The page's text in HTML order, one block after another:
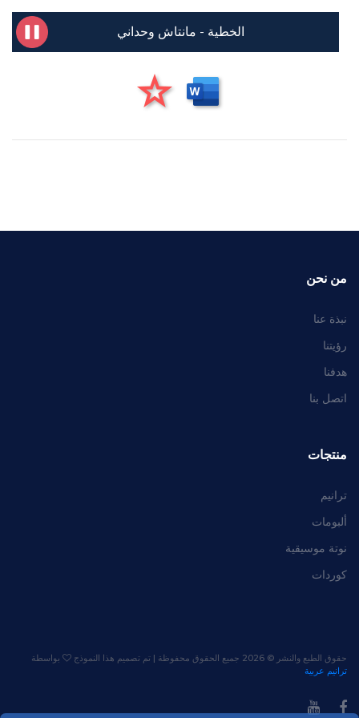
الخطية - مانتاش وحداني
من نحن
نبذة عنا
رؤيتنا
هدفنا
اتصل بنا
منتجات
ترانيم
ألبومات
نوتة موسيقية
كوردات
حقوق الطبع والنشر © 2026 جميع الحقوق محفوظة | تم تصميم هذا النموذج
بواسطة
ترانيم عربية